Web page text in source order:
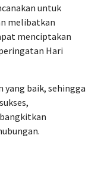
untuk
melibatkan
menciptakan
Hari
yang baik, sehingga